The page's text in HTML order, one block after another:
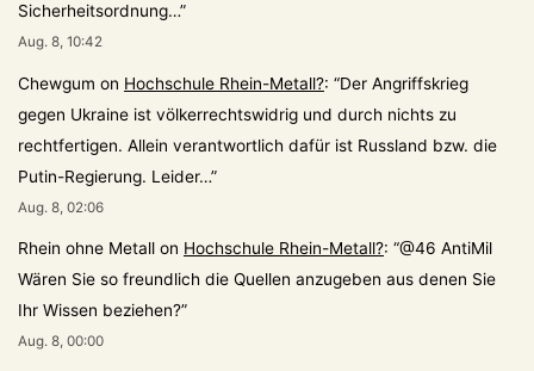
Sicherheitsordnung…”
Aug. 8, 10:42
Chewgum on Hochschule Rhein-Metall?: “Der Angriffskrieg
gegen Ukraine ist völkerrechtswidrig und durch nichts zu
rechtfertigen. Allein verantwortlich dafür ist Russland bzw. die
Putin-Regierung. Leider…”
Aug. 8, 02:06
Rhein ohne Metall on Hochschule Rhein-Metall?: “@46 AntiMil
Wären Sie so freundlich die Quellen anzugeben aus denen Sie
Ihr Wissen beziehen?”
Aug. 8, 00:00